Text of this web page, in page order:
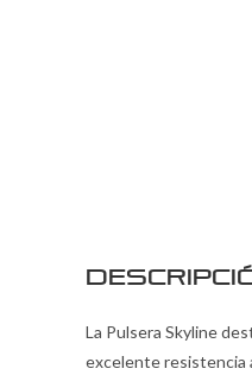
La Pulsera Skyline
excelente resistencia